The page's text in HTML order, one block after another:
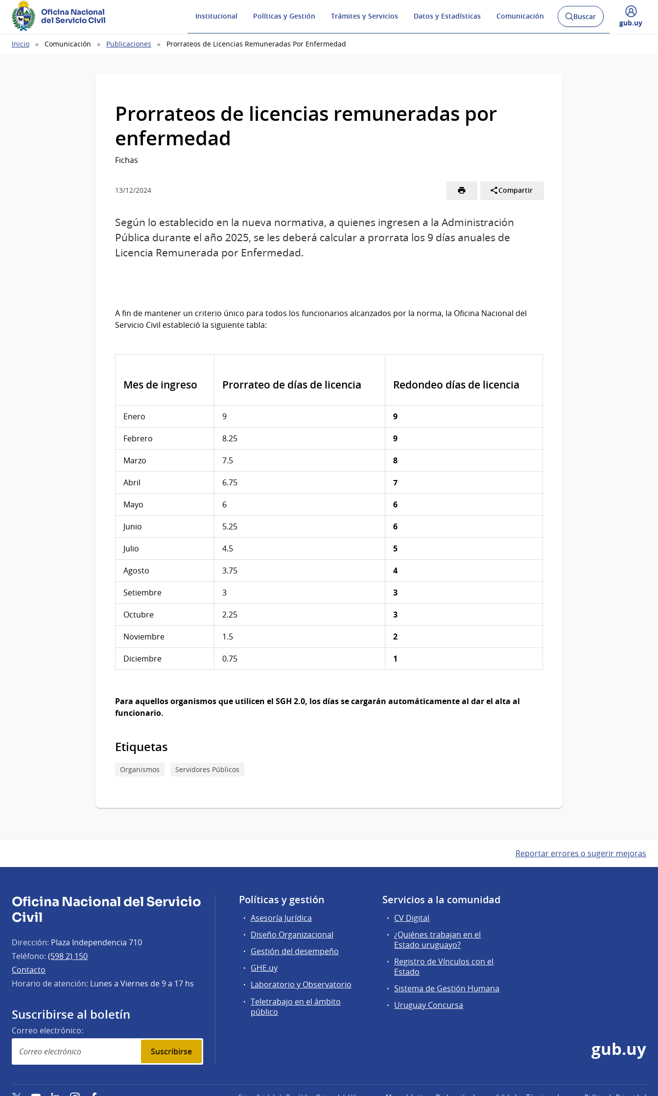
Oficina Nacional
del Servicio Civil
Institucional Políticas y Gestión Trámites y Servicios Datos y Estadísticas Comunicación
Abrir
buscador
Buscar
Desplegar
gub.uy
Ruta
Inicio Comunicación Publicaciones Prorrateos de Licencias Remuneradas Por Enfermedad
Prorrateos de licencias remuneradas por
enfermedad
Fichas
13/12/2024 Compartir
Según lo establecido en la nueva normativa, a quienes ingresen a la Administración
Pública durante el año 2025, se les deberá calcular a prorrata los 9 días anuales de
Licencia Remunerada por Enfermedad.
A fin de mantener un criterio único para todos los funcionarios alcanzados por la norma, la Oficina Nacional del
Servicio Civil estableció la siguiente tabla:
Mes de ingreso Prorrateo de días de licencia Redondeo días de licencia
Enero 9 9
Febrero 8.25 9
Marzo 7.5 8
Abril 6.75 7
Mayo 6 6
Junio 5.25 6
Julio 4.5 5
Agosto 3.75 4
Setiembre 3 3
Octubre 2.25 3
Noviembre 1.5 2
Diciembre 0.75 1
Para aquellos organismos que utilicen el SGH 2.0, los días se cargarán automáticamente al dar el alta al
funcionario.
Etiquetas
Organismos Servidores Públicos
Reportar errores o sugerir mejoras
Oficina Nacional del Servicio
Civil
Dirección: Plaza Independencia 710
Teléfono: (598 2) 150
Contacto
Horario de atención: Lunes a Viernes de 9 a 17 hs
Suscribirse al boletín
Correo electrónico:
Suscribirse
Políticas y gestión
Asesoría Jurídica
Diseño Organizacional
Gestión del desempeño
GHE.uy
Laboratorio y Observatorio
Teletrabajo en el ámbito
público
Servicios a la comunidad
CV Digital
¿Quiénes trabajan en el
Estado uruguayo?
Registro de Vínculos con el
Estado
Sistema de Gestión Humana
Uruguay Concursa
gub.uy